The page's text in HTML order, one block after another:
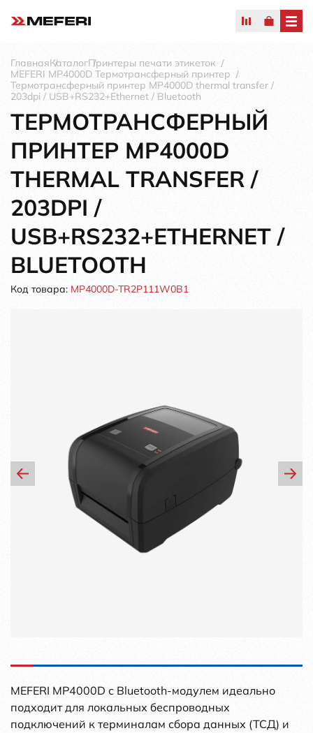
ГлавнаяКаталогПринтеры печати этикеток
MEFERI MP4000D Термотрансферный принтер
Термотрансферный принтер MP4000D thermal transfer /
203dpi / USB+RS232+Ethernet / Bluetooth
ТЕРМОТРАНСФЕРНЫЙ
ПРИНТЕР MP4000D
THERMAL TRANSFER /
203DPI /
USB+RS232+ETHERNET /
BLUETOOTH
Код товара: MP4000D-TR2P111W0B1
MEFERI MP4000D с Bluetooth-модулем идеально
подходит для локальных беспроводных
подключений к терминалам сбора данных (ТСД) и